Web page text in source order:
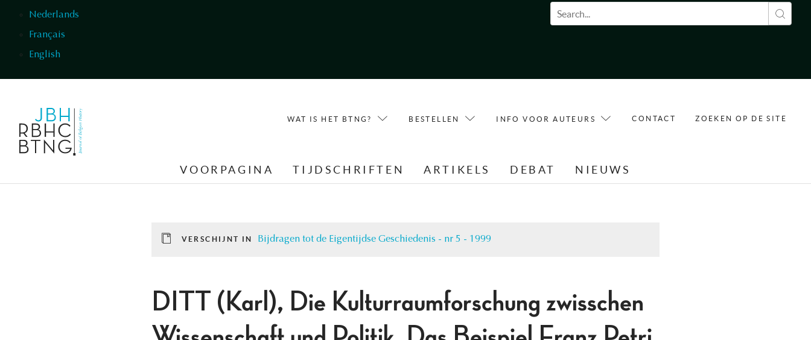
Nederlands
Français
English
Zoekveld
WAT IS HET BTNG? BESTELLEN INFO VOOR AUTEURS CONTACT ZOEKEN OP DE SITE
VOORPAGINA TIJDSCHRIFTEN ARTIKELS DEBAT NIEUWS
VERSCHIJNT IN Bijdragen tot de Eigentijdse Geschiedenis - nr 5 - 1999
DITT (Karl), Die Kulturraumforschung zwisschen